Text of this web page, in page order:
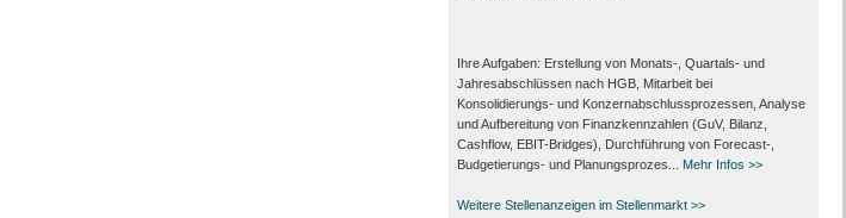
Ihre Aufgaben: Erstellung von Monats‑, Quartals‑ und
Jahresabschlüssen nach HGB, Mitarbeit bei
Konsolidierungs‑ und Konzernabschlussprozessen, Analyse
und Aufbereitung von Finanzkennzahlen (GuV, Bilanz,
Cashflow, EBIT-Bridges), Durchführung von Forecast‑,
Budgetierungs‑ und Planungsprozes...
Mehr Infos >>
Weitere Stellenanzeigen im Stellenmarkt >>